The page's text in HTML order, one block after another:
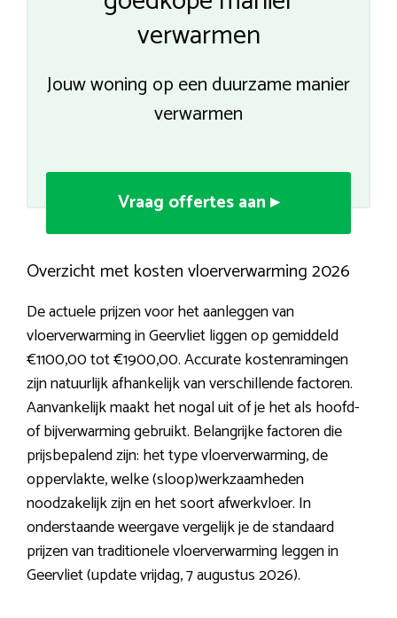
verwarmen
Jouw woning op een duurzame manier
verwarmen
Vraag offertes aan ▸
Overzicht met kosten vloerverwarming 2026
De actuele prijzen voor het aanleggen van
vloerverwarming in Geervliet liggen op gemiddeld
€1100,00 tot €1900,00. Accurate kostenramingen
zijn natuurlijk afhankelijk van verschillende factoren.
Aanvankelijk maakt het nogal uit of je het als hoofd-
of bijverwarming gebruikt. Belangrijke factoren die
prijsbepalend zijn: het type vloerverwarming, de
oppervlakte, welke (sloop)werkzaamheden
noodzakelijk zijn en het soort afwerkvloer. In
onderstaande weergave vergelijk je de standaard
prijzen van traditionele vloerverwarming leggen in
Geervliet (update vrijdag, 7 augustus 2026).